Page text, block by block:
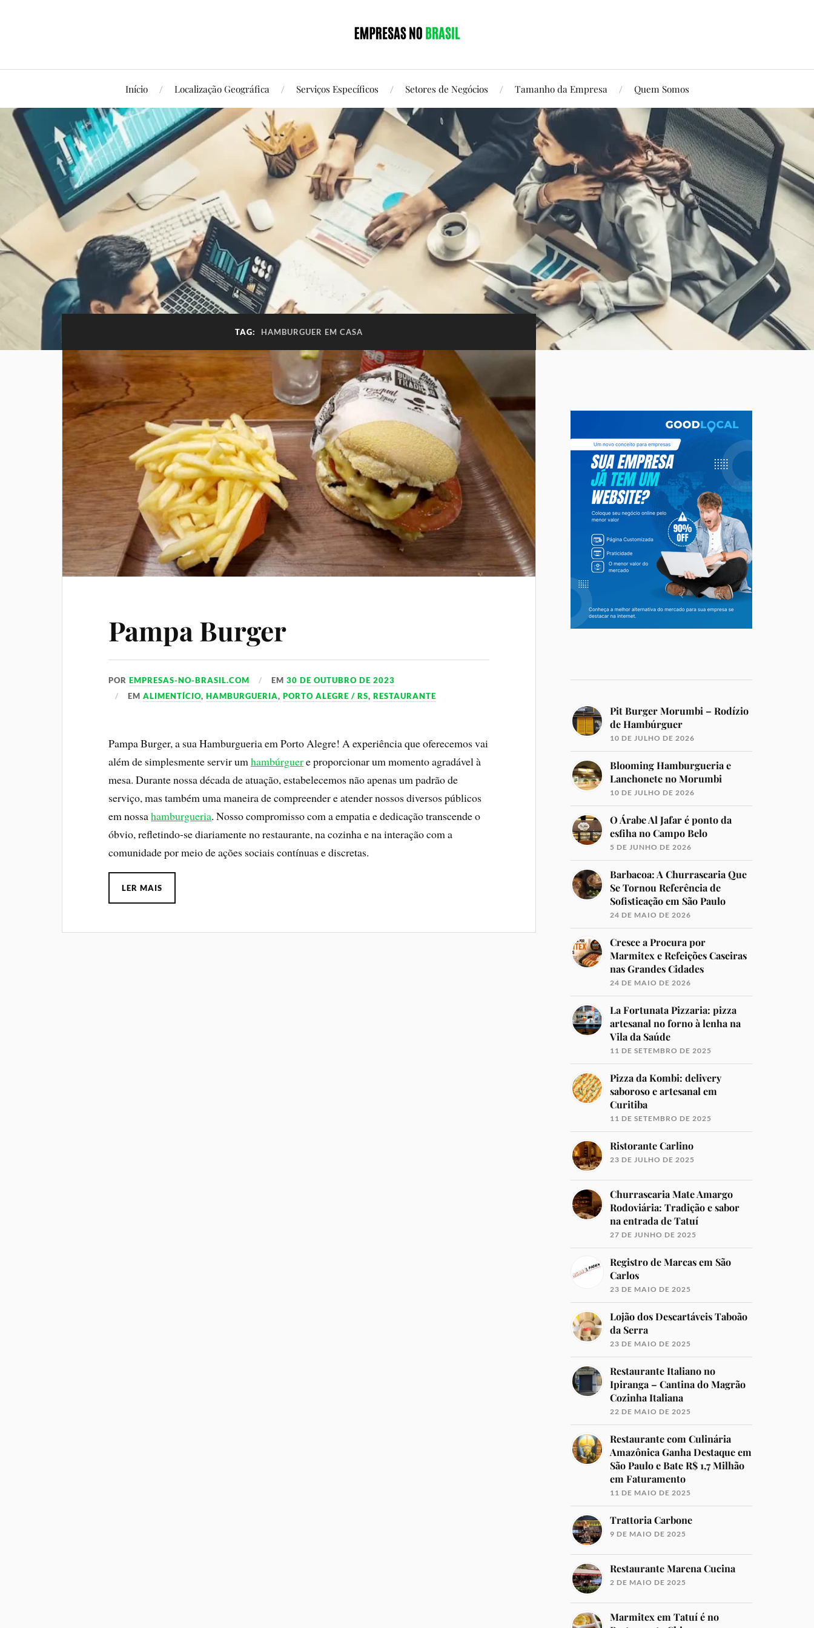
Início Localização Geográfica Serviços Específicos Setores de Negócios Tamanho da Empresa Quem Somos
TAG: HAMBURGUER EM CASA
Pampa Burger
POREMPRESAS-NO-BRASIL.COM EM30 DE OUTUBRO DE 2023
EMALIMENTÍCIO,HAMBURGUERIA,PORTO ALEGRE / RS,RESTAURANTE
Pampa Burger, a sua Hamburgueria em Porto Alegre! A experiência que oferecemos vai
além de simplesmente servir umhambúrguere proporcionar um momento agradável à
mesa. Durante nossa década de atuação, estabelecemos não apenas um padrão de
serviço, mas também uma maneira de compreender e atender nossos diversos públicos
em nossahamburgueria. Nosso compromisso com a empatia e dedicação transcende o
óbvio, refletindo-se diariamente no restaurante, na cozinha e na interação com a
comunidade por meio de ações sociais contínuas e discretas.
LER MAIS
Pit Burger Morumbi – Rodízio
de Hambúrguer
10 DE JULHO DE 2026
Blooming Hamburgueria e
Lanchonete no Morumbi
10 DE JULHO DE 2026
O Árabe Al Jafar é ponto da
esfiha no Campo Belo
5 DE JUNHO DE 2026
Barbacoa: A Churrascaria Que
Se Tornou Referência de
Sofisticação em São Paulo
24 DE MAIO DE 2026
Cresce a Procura por
Marmitex e Refeições Caseiras
nas Grandes Cidades
24 DE MAIO DE 2026
La Fortunata Pizzaria: pizza
artesanal no forno à lenha na
Vila da Saúde
11 DE SETEMBRO DE 2025
Pizza da Kombi: delivery
saboroso e artesanal em
Curitiba
11 DE SETEMBRO DE 2025
Ristorante Carlino
23 DE JULHO DE 2025
Churrascaria Mate Amargo
Rodoviária: Tradição e sabor
na entrada de Tatuí
27 DE JUNHO DE 2025
Registro de Marcas em São
Carlos
23 DE MAIO DE 2025
Lojão dos Descartáveis Taboão
da Serra
23 DE MAIO DE 2025
Restaurante Italiano no
Ipiranga – Cantina do Magrão
Cozinha Italiana
22 DE MAIO DE 2025
Restaurante com Culinária
Amazônica Ganha Destaque em
São Paulo e Bate R$ 1,7 Milhão
em Faturamento
11 DE MAIO DE 2025
Trattoria Carbone
9 DE MAIO DE 2025
Restaurante Marena Cucina
2 DE MAIO DE 2025
Marmitex em Tatuí é no